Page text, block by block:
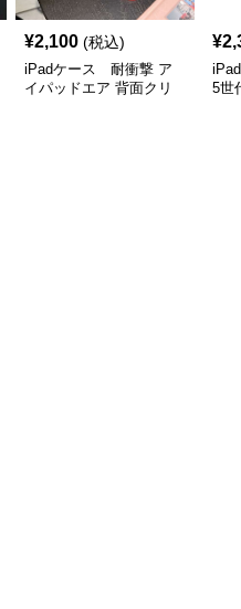
¥2,100 (税込)
iPadケース 耐衝撃 ア
イパッドエア 背面クリ
¥
5世